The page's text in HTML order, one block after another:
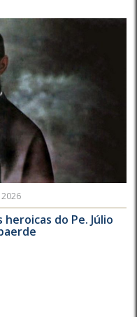
do Pe. Júlio